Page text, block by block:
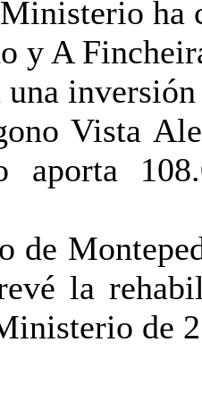
ha
y A
Vista
aporta
de
la
de